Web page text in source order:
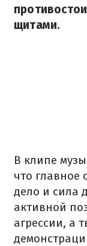
щитами.
В клипе
что главное
дело и сила
активной
агрессии, а